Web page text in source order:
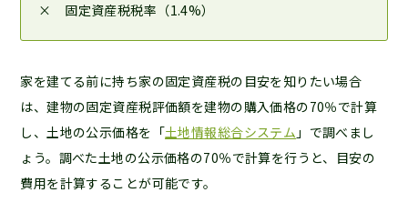
× 固定資産税税率（1.4%）
家を建てる前に持ち家の固定資産税の目安を知りたい場合
は、建物の固定資産税評価額を建物の購入価格の70％で計算
し、土地の公示価格を「土地情報総合システム 」で調べまし
ょう。調べた土地の公示価格の70％で計算を行うと、目安の
費用を計算することが可能です。